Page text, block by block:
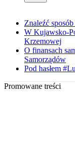
Znaleźć
W Kujawsko-
Krzemowej
O finansach
Samorządów
Pod hasłem
Promowane treści